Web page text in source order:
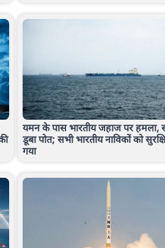
यमन के पास भारतीय जहाज पर हमला,
डूबा पोत; सभी भारतीय नाविकों को
गया